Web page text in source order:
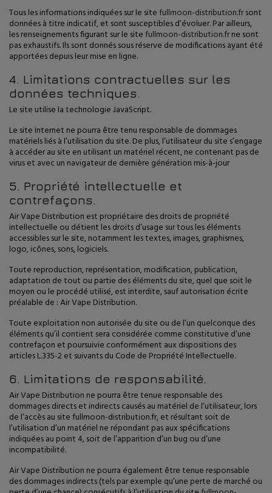
Tous les informations indiquées sur le sitefullmoon-distribution.frsont
données à titre indicatif, et sont susceptibles d’évoluer. Par ailleurs,
les renseignements figurant sur le sitefullmoon-distribution.frne sont
pas exhaustifs. Ils sont donnés sous réserve de modifications ayant été
apportées depuis leur mise en ligne.
4. Limitations contractuelles sur les
données techniques.
Le site utilise la technologie JavaScript.
Le site Internet ne pourra être tenu responsable de dommages
matériels liés à l’utilisation du site. De plus, l’utilisateur du site s’engage
à accéder au site en utilisant un matériel récent, ne contenant pas de
virus et avec un navigateur de dernière génération mis-à-jour
5. Propriété intellectuelle et
contrefaçons.
Air Vape Distribution est propriétaire des droits de propriété
intellectuelle ou détient les droits d’usage sur tous les éléments
accessibles sur le site, notamment les textes, images, graphismes,
logo, icônes, sons, logiciels.
Toute reproduction, représentation, modification, publication,
adaptation de tout ou partie des éléments du site, quel que soit le
moyen ou le procédé utilisé, est interdite, sauf autorisation écrite
préalable de : Air Vape Distribution.
Toute exploitation non autorisée du site ou de l’un quelconque des
éléments qu’il contient sera considérée comme constitutive d’une
contrefaçon et poursuivie conformément aux dispositions des
articles L.335-2 et suivants du Code de Propriété Intellectuelle.
6. Limitations de responsabilité.
Air Vape Distribution ne pourra être tenue responsable des
dommages directs et indirects causés au matériel de l’utilisateur, lors
de l’accès au site fullmoon-distribution.fr, et résultant soit de
l’utilisation d’un matériel ne répondant pas aux spécifications
indiquées au point 4, soit de l’apparition d’un bug ou d’une
incompatibilité.
Air Vape Distribution ne pourra également être tenue responsable
des dommages indirects (tels par exemple qu’une perte de marché ou